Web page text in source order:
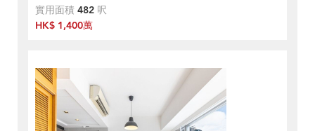
實用面積 482 呎
HK$ 1,400萬